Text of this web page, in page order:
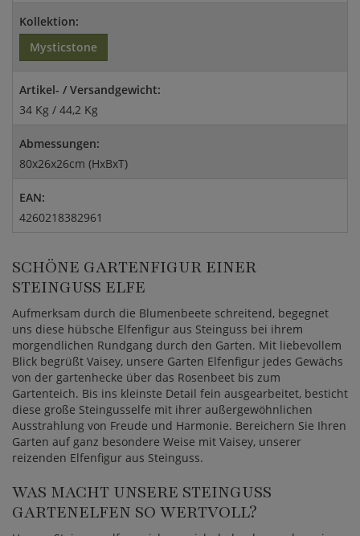
Kollektion:
Mysticstone
Artikel- / Versandgewicht:
34 Kg / 44,2 Kg
Abmessungen:
80x26x26cm (HxBxT)
EAN:
4260218382961
SCHÖNE GARTENFIGUR EINER
STEINGUSS ELFE
Aufmerksam durch die Blumenbeete schreitend, begegnet
uns diese hübsche Elfenfigur aus Steinguss bei ihrem
morgendlichen Rundgang durch den Garten. Mit liebevollem
Blick begrüßt Vaisey, unsere Garten Elfenfigur jedes Gewächs
von der gartenhecke über das Rosenbeet bis zum
Gartenteich. Bis ins kleinste Detail fein ausgearbeitet, besticht
diese große Steingusselfe mit ihrer außergewöhnlichen
Ausstrahlung von Freude und Harmonie. Bereichern Sie Ihren
Garten auf ganz besondere Weise mit Vaisey, unserer
reizenden Elfenfigur aus Steinguss.
WAS MACHT UNSERE STEINGUSS
GARTENELFEN SO WERTVOLL?